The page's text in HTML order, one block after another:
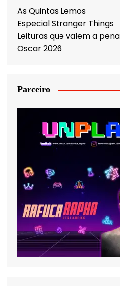
As Quintas Lemos
Especial Stranger Things
Leituras que valem a pena
Oscar 2026
Parceiro